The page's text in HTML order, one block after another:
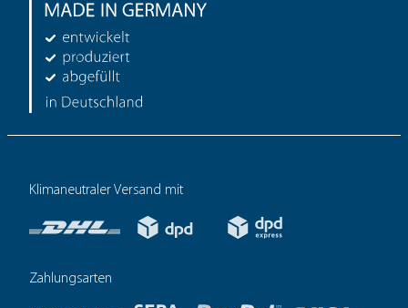
Klimaneutraler Versand mit
Zahlungsarten